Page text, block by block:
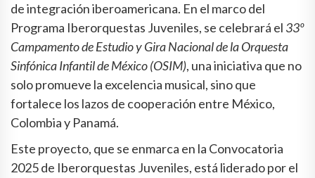
de integración iberoamericana. En el marco del
Programa Iberorquestas Juveniles, se celebrará el 33º
Campamento de Estudio y Gira Nacional de la Orquesta
Sinfónica Infantil de México (OSIM), una iniciativa que no
solo promueve la excelencia musical, sino que
fortalece los lazos de cooperación entre México,
Colombia y Panamá.
Este proyecto, que se enmarca en la Convocatoria
2025 de Iberorquestas Juveniles, está liderado por el